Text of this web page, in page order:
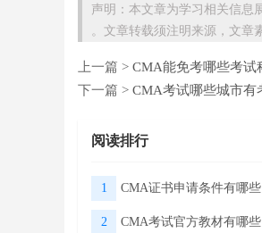
声明：本文章为学习相关信息
。文章转载须注明来源，文章
上一篇 > CMA能免考哪些考试
下一篇 > CMA考试哪些城市有
阅读排行
1 CMA证书申请条件有哪
2 CMA考试官方教材有哪些